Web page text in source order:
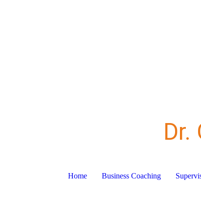
Dr.
Home Business Coaching